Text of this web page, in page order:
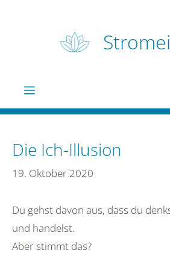
Menü
Die Ich-Illusion
19. Oktober 2020
Du gehst davon aus, dass du
und handelst.
Aber stimmt das?